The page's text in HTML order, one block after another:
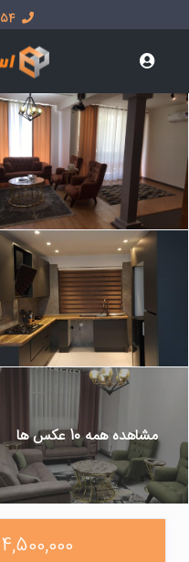
54 2626 021-44
مشاهده همه 10 عکس ها
4,500,000 تومان